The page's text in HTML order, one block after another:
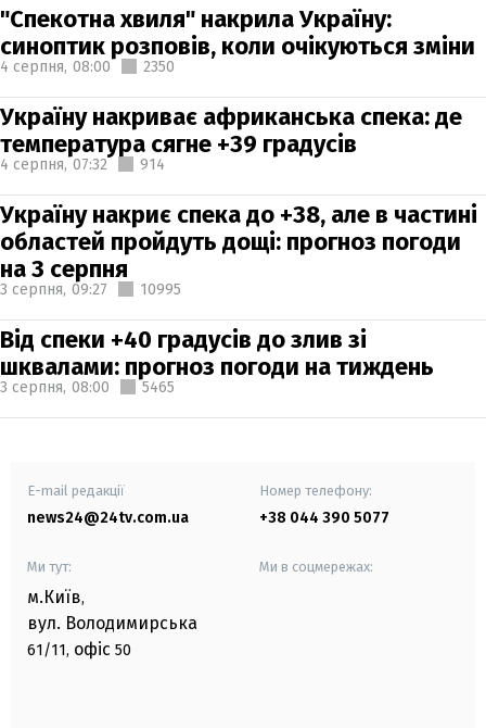
"Спекотна хвиля" накрила Україну:
синоптик розповів, коли очікуються зміни
4 серпня, 08:00 2350
Україну накриває африканська спека: де
температура сягне +39 градусів
4 серпня, 07:32 914
Україну накриє спека до +38, але в частині
областей пройдуть дощі: прогноз погоди
на 3 серпня
3 серпня, 09:27 10995
Від спеки +40 градусів до злив зі
шквалами: прогноз погоди на тиждень
3 серпня, 08:00 5465
E-mail редакції
news24@24tv.com.ua
Номер телефону:
+38 044 390 5077
Ми тут:
м.Київ,
вул. Володимирська
61/11, офіс 50
Ми в соцмережах: